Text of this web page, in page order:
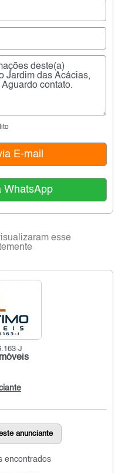
E-mail
WhatsApp
esse
J
anunciante
encontrados